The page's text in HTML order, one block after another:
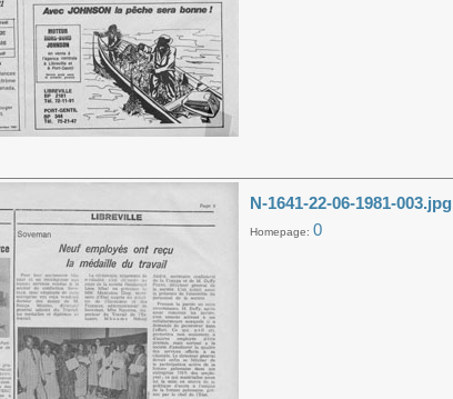
N-1641-22-06-1981-003.jpg
Homepage: 0